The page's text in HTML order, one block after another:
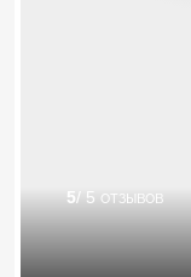
5/ 5 отзывов